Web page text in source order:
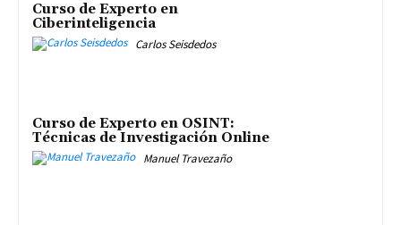
Curso de Experto en
Ciberinteligencia
Carlos Seisdedos
Curso de Experto en OSINT:
Técnicas de Investigación Online
Manuel Travezaño